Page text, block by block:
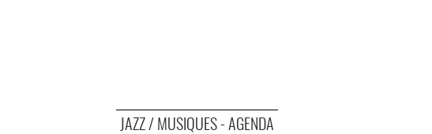
JAZZ / MUSIQUES - AGENDA